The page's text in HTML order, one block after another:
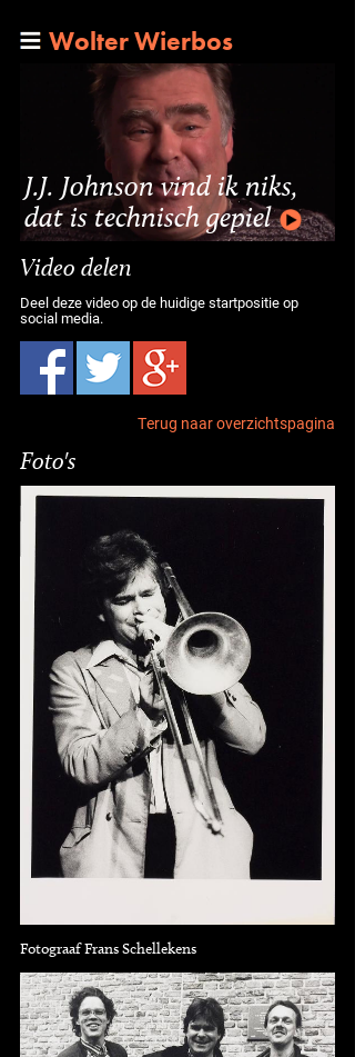
Wolter Wierbos
J.J. Johnson vind ik niks,
dat is technisch gepiel
Video delen
Deel deze video op de huidige startpositie op
social media.
Terug naar overzichtspagina
Foto's
Fotograaf Frans Schellekens